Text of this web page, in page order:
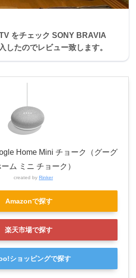
をチェック SONY BRAVIA
したのでレビュー致します。
Home Mini チョーク（グーグ
ム ミニ チョーク）
created by Rinker
Amazonで探す
楽天市場で探す
ショッピングで探す